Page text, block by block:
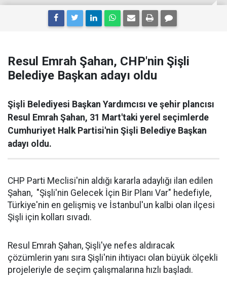
Resul Emrah Şahan, CHP'nin Şişli
Belediye Başkan adayı oldu
Şişli Belediyesi Başkan Yardımcısı ve şehir plancısı
Resul Emrah Şahan, 31 Mart'taki yerel seçimlerde
Cumhuriyet Halk Partisi'nin Şişli Belediye Başkan
adayı oldu.
CHP Parti Meclisi'nin aldığı kararla adaylığı ilan edilen
Şahan, "Şişli'nin Gelecek İçin Bir Planı Var" hedefiyle,
Türkiye'nin en gelişmiş ve İstanbul'un kalbi olan ilçesi
Şişli için kolları sıvadı.
Resul Emrah Şahan, Şişli'ye nefes aldıracak
çözümlerin yanı sıra Şişli'nin ihtiyacı olan büyük ölçekli
projeleriyle de seçim çalışmalarına hızlı başladı.